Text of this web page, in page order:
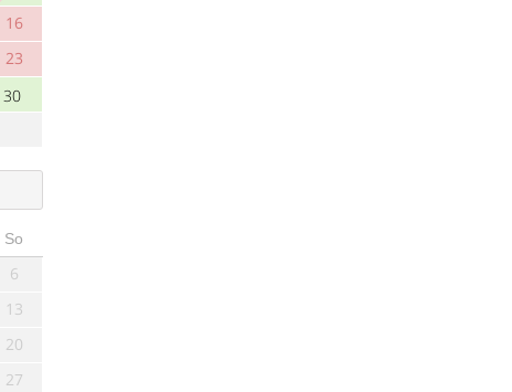
16
23
30
So
6
13
20
27